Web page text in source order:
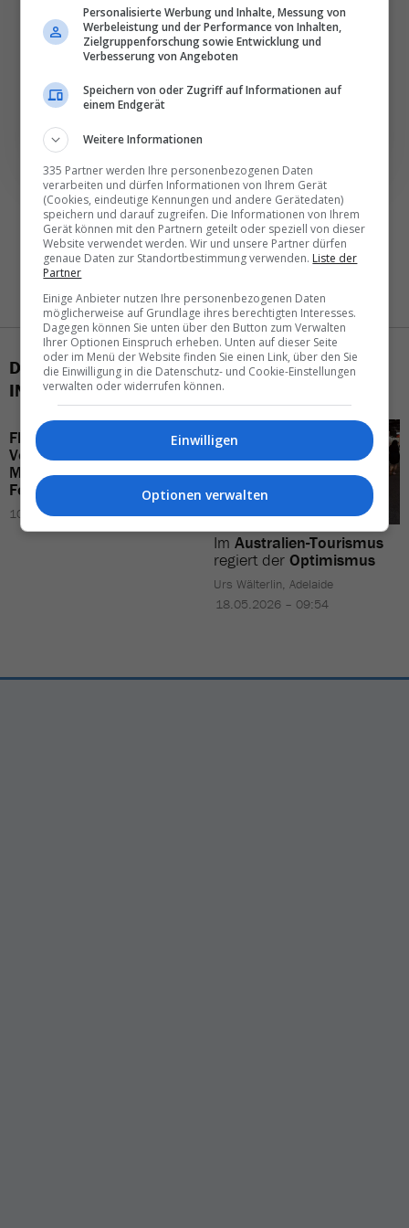
Täglich oder wöchentlich, mit mehr Insights oder
weniger. Bei Travel­news haben Sie die Wahl.
NEWSLETTER ENTDECKEN
DAS KÖNNTE SIE AUCH
INTERESSIEREN
Flugzeug-Crew
Vollrausch
Mückenschwarmstoppt
Ferienflug
10.07.2026 – 10:14
Im Australien-Tourismus
regiert der Optimismus
Urs Wälterlin, Adelaide
18.05.2026 – 09:54
Personalisierte Werbung und Inhalte, Messung von
Werbeleistung und der Performance von Inhalten,
Zielgruppenforschung sowie Entwicklung und
Verbesserung von Angeboten
Speichern von oder Zugriff auf Informationen auf
einem Endgerät
Weitere Informationen
335 Partner werden Ihre personenbezogenen Daten
verarbeiten und dürfen Informationen von Ihrem Gerät
(Cookies, eindeutige Kennungen und andere Gerätedaten)
speichern und darauf zugreifen. Die Informationen von Ihrem
Gerät können mit den Partnern geteilt oder speziell von dieser
Website verwendet werden. Wir und unsere Partner dürfen
genaue Daten zur Standortbestimmung verwenden. Liste der
Partner
Einige Anbieter nutzen Ihre personenbezogenen Daten
möglicherweise auf Grundlage ihres berechtigten Interesses.
Dagegen können Sie unten über den Button zum Verwalten
Ihrer Optionen Einspruch erheben. Unten auf dieser Seite
oder im Menü der Website finden Sie einen Link, über den Sie
die Einwilligung in die Datenschutz- und Cookie-Einstellungen
verwalten oder widerrufen können.
Einwilligen
Optionen verwalten